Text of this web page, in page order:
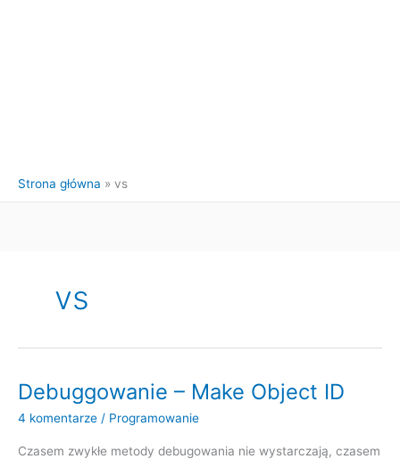
Strona główna vs
vs
Debuggowanie – Make Object ID
4 komentarze / Programowanie
Czasem zwykłe metody debugowania nie wystarczają, czasem